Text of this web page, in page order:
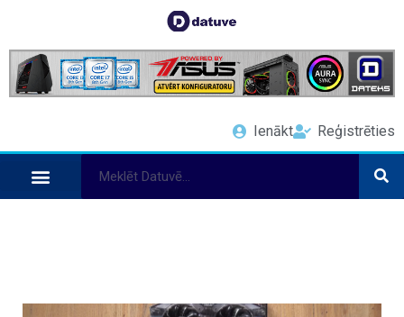
Ienākt Reģistrēties